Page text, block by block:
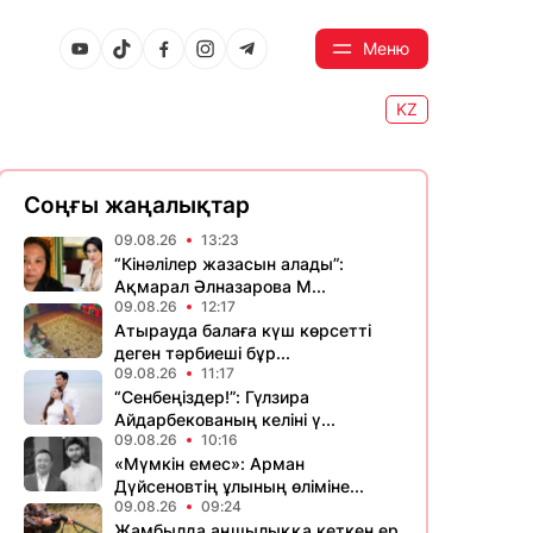
Меню
KZ
Соңғы жаңалықтар
09.08.26 13:23
“Кінәлілер жазасын алады”:
Ақмарал Әлназарова М...
09.08.26 12:17
Атырауда балаға күш көрсетті
деген тәрбиеші бұр...
09.08.26 11:17
“Сенбеңіздер!”: Гүлзира
Айдарбекованың келіні ү...
09.08.26 10:16
«Мүмкін емес»: Арман
Дүйсеновтің ұлының өліміне...
09.08.26 09:24